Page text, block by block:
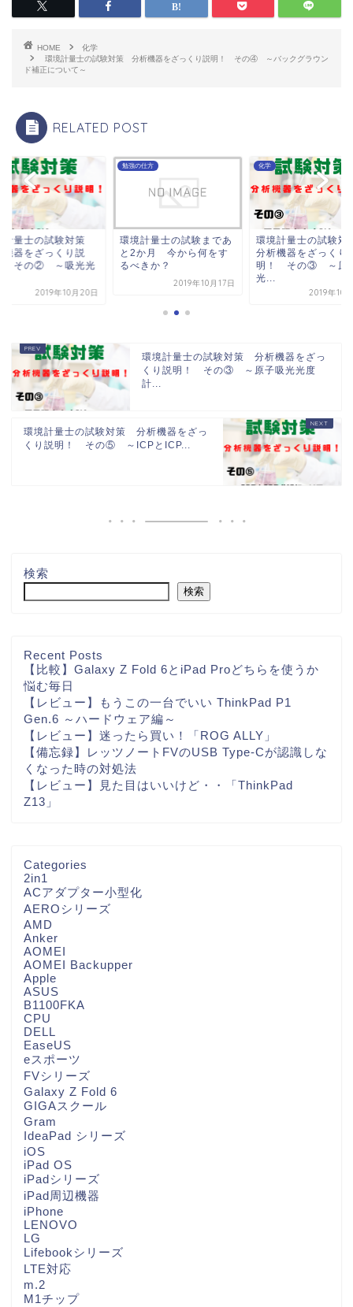
HOME
化学
環境計量士の試験対策 分析機器をざっくり説明！ その④ ～バックグラウン
ド補正について～
RELATED POST
計量士の試験対策
機器をざっくり説
その② ～吸光光
2019年10月20日
勉強の仕方
環境計量士の試験まであ
と2か月 今から何をす
るべきか？
2019年10月17日
化学
環境計量士の試験
分析機器をざっくり
明！ その③ ～原
光...
2019年10
環境計量士の試験対策 分析機器をざっ
くり説明！ その③ ～原子吸光光度
計...
環境計量士の試験対策 分析機器をざっ
くり説明！ その⑤ ～ICPとICP...
検索
検索
Recent Posts
【比較】Galaxy Z Fold 6とiPad Proどちらを使うか
悩む毎日
【レビュー】もうこの一台でいい ThinkPad P1
Gen.6 ～ハードウェア編～
【レビュー】迷ったら買い！「ROG ALLY」
【備忘録】レッツノートFVのUSB Type-Cが認識しな
くなった時の対処法
【レビュー】見た目はいいけど・・「ThinkPad
Z13」
Categories
2in1
ACアダプター小型化
AEROシリーズ
AMD
Anker
AOMEI
AOMEI Backupper
Apple
ASUS
B1100FKA
CPU
DELL
EaseUS
eスポーツ
FVシリーズ
Galaxy Z Fold 6
GIGAスクール
Gram
IdeaPad シリーズ
iOS
iPad OS
iPadシリーズ
iPad周辺機器
iPhone
LENOVO
LG
Lifebookシリーズ
LTE対応
m.2
M1チップ